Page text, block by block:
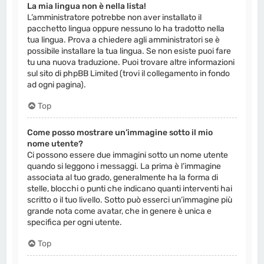
La mia lingua non è nella lista!
L’amministratore potrebbe non aver installato il
pacchetto lingua oppure nessuno lo ha tradotto nella
tua lingua. Prova a chiedere agli amministratori se è
possibile installare la tua lingua. Se non esiste puoi fare
tu una nuova traduzione. Puoi trovare altre informazioni
sul sito di phpBB Limited (trovi il collegamento in fondo
ad ogni pagina).
Top
Come posso mostrare un’immagine sotto il mio
nome utente?
Ci possono essere due immagini sotto un nome utente
quando si leggono i messaggi. La prima è l’immagine
associata al tuo grado, generalmente ha la forma di
stelle, blocchi o punti che indicano quanti interventi hai
scritto o il tuo livello. Sotto può esserci un’immagine più
grande nota come avatar, che in genere è unica e
specifica per ogni utente.
Top